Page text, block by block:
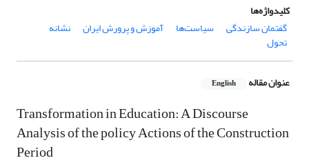
کلیدواژه‌ها
گفتمان سازندگی
سیاست‌ها آموزش و پرورش ایران نشانه
تحول
عنوان مقاله English
Transformation in Education: A Discourse
Analysis of the policy Actions of the Construction
Period